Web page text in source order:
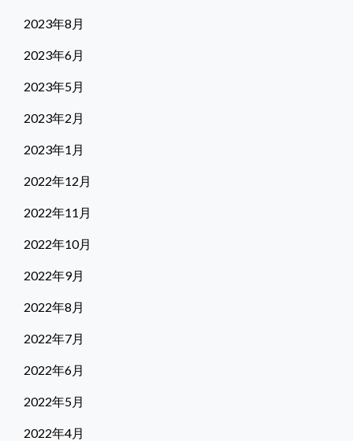
2023年8月
2023年6月
2023年5月
2023年2月
2023年1月
2022年12月
2022年11月
2022年10月
2022年9月
2022年8月
2022年7月
2022年6月
2022年5月
2022年4月